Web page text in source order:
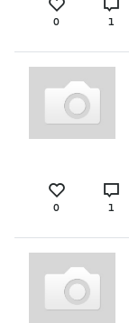
0 1
0 1